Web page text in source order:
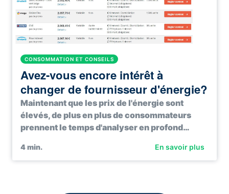
CONSOMMATION ET CONSEILS
Avez-vous encore intérêt à
changer de fournisseur d'énergie?
Maintenant que les prix de l'énergie sont
élevés, de plus en plus de consommateurs
prennent le temps d'analyser en profond…
4min. En savoir plus